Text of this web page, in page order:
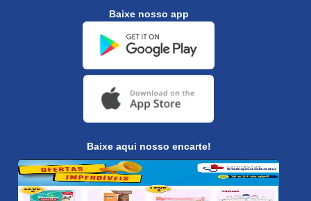
Baixe nosso app
Baixe aqui nosso encarte!